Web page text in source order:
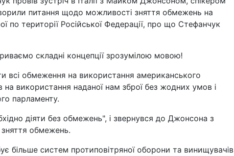
питання щодо можливості зняття обмежень на
по території Російської Федерації, про що Стефанчук
складні концепції зрозумілою мовою!
всі обмеження на використання американського
використання наданої нам зброї без жодних умов і
парламенту.
діяти без обмежень", і звернувся до Джонсона з
обмежень.
більше систем протиповітряної оборони та винищувачів